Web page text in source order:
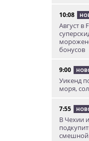
10:08
Август в
бонусов
9:00
Уикенд
моря,
7:55
В Чехии